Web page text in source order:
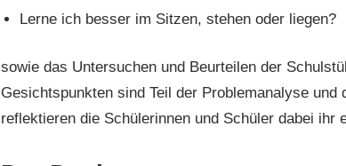
Lerne ich besser im Sitzen, stehen oder liegen?
sowie das Untersuchen und Beurteilen der
Gesichtspunkten sind Teil der Problemanalyse
reflektieren die Schülerinnen und Schüler dabei ihr